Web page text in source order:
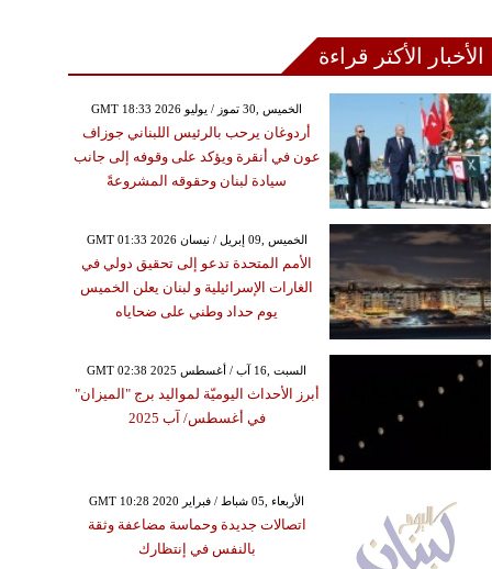
الأخبار الأكثر قراءة
GMT 18:33 2026 الخميس ,30 تموز / يوليو
أردوغان يرحب بالرئيس اللبناني جوزاف
عون في أنقرة ويؤكد على وقوفه إلى جانب
سيادة لبنان وحقوقه المشروعةً
GMT 01:33 2026 الخميس ,09 إبريل / نيسان
الأمم المتحدة تدعو إلى تحقيق دولي في
الغارات الإسرائيلية و لبنان يعلن الخميس
يوم حداد وطني على ضحاياه
GMT 02:38 2025 السبت ,16 آب / أغسطس
أبرز الأحداث اليوميّة لمواليد برج "الميزان"
في أغسطس/ آب 2025
GMT 10:28 2020 الأربعاء ,05 شباط / فبراير
اتصالات جديدة وحماسة مضاعفة وثقة
بالنفس في إنتظارك